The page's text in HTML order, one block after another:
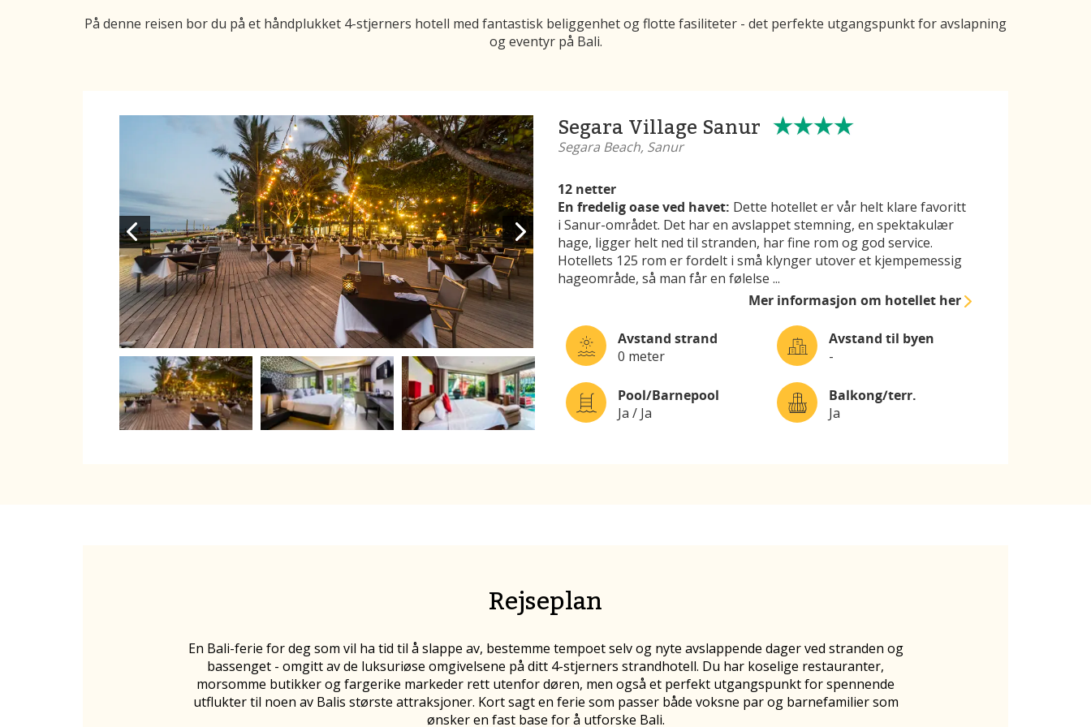
På denne reisen bor du på et håndplukket 4-stjerners hotell med fantastisk beliggenhet og flotte fasiliteter - det perfekte utgangspunkt for avslapning
og eventyr på Bali.
Segara Village Sanur
Segara Beach, Sanur
12 netter
En fredelig oase ved havet: Dette hotellet er vår helt klare favoritt
i Sanur-området. Det har en avslappet stemning, en spektakulær
hage, ligger helt ned til stranden, har fine rom og god service.
Hotellets 125 rom er fordelt i små klynger utover et kjempemessig
hageområde, så man får en følelse ...
Mer informasjonom hotellet her
Avstand strand
0 meter
Avstand til byen
-
Pool/Barnepool
Ja / Ja
Balkong/terr.
Ja
Rejseplan
En Bali-ferie for deg som vil ha tid til å slappe av, bestemme tempoet selv og nyte avslappende dager ved stranden og
bassenget - omgitt av de luksuriøse omgivelsene på ditt 4-stjerners strandhotell. Du har koselige restauranter,
morsomme butikker og fargerike markeder rett utenfor døren, men også et perfekt utgangspunkt for spennende
utflukter til noen av Balis største attraksjoner. Kort sagt en ferie som passer både voksne par og barnefamilier som
ønsker en fast base for å utforske Bali.